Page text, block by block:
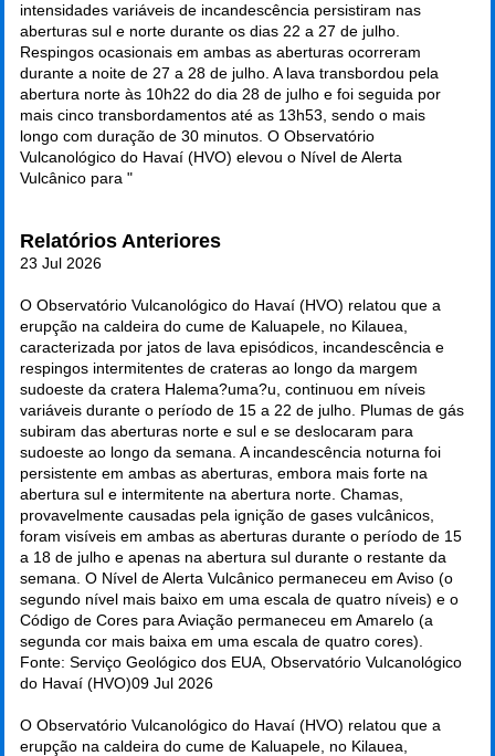
intensidades variáveis de incandescência persistiram nas
aberturas sul e norte durante os dias 22 a 27 de julho.
Respingos ocasionais em ambas as aberturas ocorreram
durante a noite de 27 a 28 de julho. A lava transbordou pela
abertura norte às 10h22 do dia 28 de julho e foi seguida por
mais cinco transbordamentos até as 13h53, sendo o mais
longo com duração de 30 minutos. O Observatório
Vulcanológico do Havaí (HVO) elevou o Nível de Alerta
Vulcânico para "
Relatórios Anteriores
23 Jul 2026
O Observatório Vulcanológico do Havaí (HVO) relatou que a
erupção na caldeira do cume de Kaluapele, no Kilauea,
caracterizada por jatos de lava episódicos, incandescência e
respingos intermitentes de crateras ao longo da margem
sudoeste da cratera Halema?uma?u, continuou em níveis
variáveis durante o período de 15 a 22 de julho. Plumas de gás
subiram das aberturas norte e sul e se deslocaram para
sudoeste ao longo da semana. A incandescência noturna foi
persistente em ambas as aberturas, embora mais forte na
abertura sul e intermitente na abertura norte. Chamas,
provavelmente causadas pela ignição de gases vulcânicos,
foram visíveis em ambas as aberturas durante o período de 15
a 18 de julho e apenas na abertura sul durante o restante da
semana. O Nível de Alerta Vulcânico permaneceu em Aviso (o
segundo nível mais baixo em uma escala de quatro níveis) e o
Código de Cores para Aviação permaneceu em Amarelo (a
segunda cor mais baixa em uma escala de quatro cores).
Fonte: Serviço Geológico dos EUA, Observatório Vulcanológico
do Havaí (HVO)09 Jul 2026
O Observatório Vulcanológico do Havaí (HVO) relatou que a
erupção na caldeira do cume de Kaluapele, no Kilauea,